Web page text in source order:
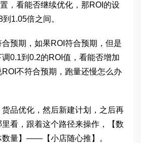
，看能否继续优化，那ROI的设
1.05倍之间。
预期，如果ROI符合预期，但是
0.1到0.2的ROI值，看能否增加
不符合预期，跑量还慢怎么办
品优化，然后新建计划，之后再
看，跟着这个路径来操作，【数
量】——【小店随心推】。